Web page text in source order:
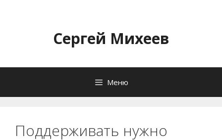
содержимомуСергей Михеев
Меню
Поддерживать нужно